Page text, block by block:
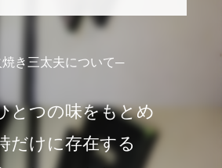
き三太夫について─
とつの味をもとめ
だけに存在する